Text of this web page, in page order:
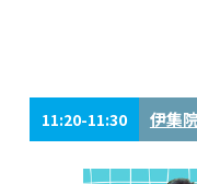
11:20-11:30 伊集